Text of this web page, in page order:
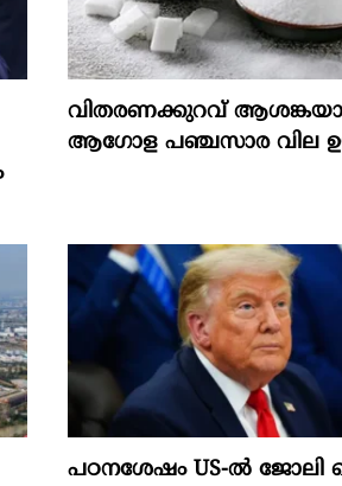
വിതരണക്കുറവ്
ആഗോള പഞ്ചസാര വില
പഠനശേഷം US-ൽ ജോലി